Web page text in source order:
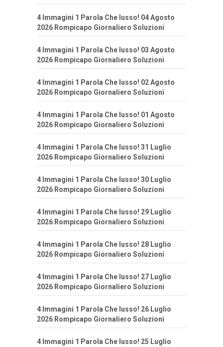
4 Immagini 1 Parola Che lusso! 04 Agosto
2026 Rompicapo Giornaliero Soluzioni
4 Immagini 1 Parola Che lusso! 03 Agosto
2026 Rompicapo Giornaliero Soluzioni
4 Immagini 1 Parola Che lusso! 02 Agosto
2026 Rompicapo Giornaliero Soluzioni
4 Immagini 1 Parola Che lusso! 01 Agosto
2026 Rompicapo Giornaliero Soluzioni
4 Immagini 1 Parola Che lusso! 31 Luglio
2026 Rompicapo Giornaliero Soluzioni
4 Immagini 1 Parola Che lusso! 30 Luglio
2026 Rompicapo Giornaliero Soluzioni
4 Immagini 1 Parola Che lusso! 29 Luglio
2026 Rompicapo Giornaliero Soluzioni
4 Immagini 1 Parola Che lusso! 28 Luglio
2026 Rompicapo Giornaliero Soluzioni
4 Immagini 1 Parola Che lusso! 27 Luglio
2026 Rompicapo Giornaliero Soluzioni
4 Immagini 1 Parola Che lusso! 26 Luglio
2026 Rompicapo Giornaliero Soluzioni
4 Immagini 1 Parola Che lusso! 25 Luglio